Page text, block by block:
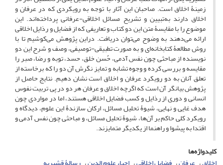
زمینۀ اخلاق است. صاحبان این آثار با توجه به رویکردی که در عرفان و
اخلاق دارند به‌تبیین و تشریح مسائل اخلاقی-عرفانی پرداخته‌اند. این
موضوع را با مقایسۀ متن این دو کتاب و تعاریفی که از فضایل و رذایل ‌اخلاقی
ارائه می‌دهند به‌ وضوح می‌توان دریافت. دراین پژوهش می‌کوشیم تا با
روش مطالعۀ کتابخانه‌ای و به ‌صورت تطبیقی-توصیفی، وصف و شرح این دو
نویسنده از مباحثی چون نفس آدمی، حُسن خلق، حسد، توبه و رضا، صبر را
مقایسه و بررسی کرده و وجوه تشابه و تمایز نگرش آن دو را که برخاسته از
تعلق آنان به دو رویکرد عرفان و اخلاق است نشان دهیم. نتایج حاصل از
پژوهش بیانگر آن است که اگرچه اخلاق و عرفان هر دو در پی تربیت نفوس
انسانی و دوری از رذایل و کسب فضایل اخلاقی هستند، اما در مواردی چون
هدف غایی و نهایی، شیوۀ تحلیل مسائل، ارکان سازندۀ این علوم، دیدگاه و
رویکرد کلی حاکم بر آن‌ها، شیوۀ تحلیل مسائل، و مباحثی چون نفس آدمی و
اقتدا به پیشوا و راهنما از یکدیگر متمایزند.
کلیدواژه‌ها